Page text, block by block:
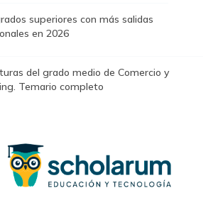
superiores con más salidas
en 2026
del grado medio de Comercio y
Temario completo